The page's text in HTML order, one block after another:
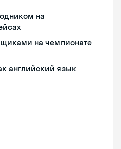
на
на чемпионате
английский язык